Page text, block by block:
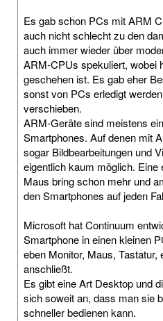
Es gab schon PCs mit ARM
auch nicht schlecht zu den
auch immer wieder über
ARM-CPUs spekuliert, wobei
geschehen ist. Es gab eher
sonst von PCs erledigt
verschieben.
ARM-Geräte sind meistens
Smartphones. Auf denen mit
sogar Bildbearbeitungen und
eigentlich kaum möglich. Eine
Maus bring schon mehr und
den Smartphones auf jeden
Microsoft hat Continuum
Smartphone in einen kleinen
eben Monitor, Maus,
anschließt.
Es gibt eine Art Desktop und
sich soweit an, dass man sie
schneller bedienen kann.